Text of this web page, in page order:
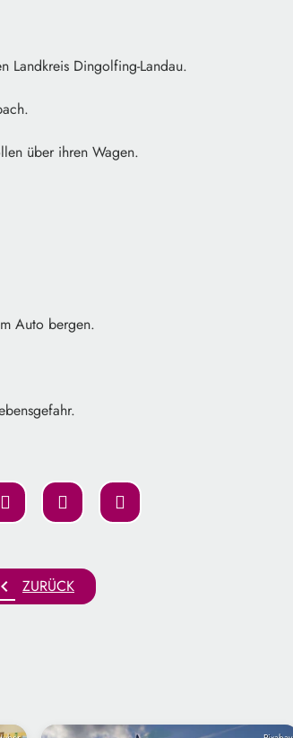
Landkreis Dingolfing-Landau.
über ihren Wagen.
Auto bergen.
chevron_left ZURÜCK